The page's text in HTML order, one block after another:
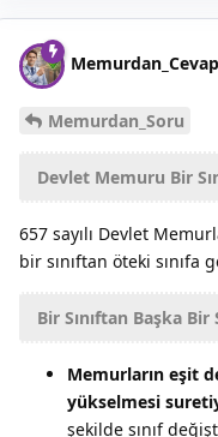
Memurdan_Cevap
Memurdan_Soru
Devlet Memuru Bir
657 sayılı Devlet
bir sınıftan öteki
Bir Sınıftan Başka Bir
Memurların eşit
yükselmesi
şekilde sınıf